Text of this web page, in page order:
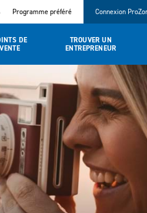
Programme préféré Connexion
DE
VENTE
TROUVER UN
ENTREPRENEUR